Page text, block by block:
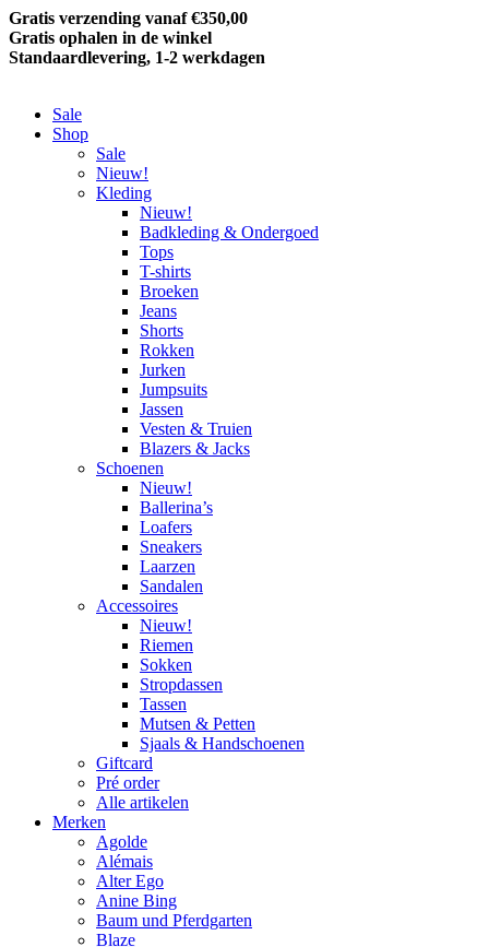
Gratis verzending vanaf €350,00
Gratis ophalen in de winkel
Standaardlevering, 1-2 werkdagen
Sale
Shop
Sale
Nieuw!
Kleding
Nieuw!
Badkleding & Ondergoed
Tops
T-shirts
Broeken
Jeans
Shorts
Rokken
Jurken
Jumpsuits
Jassen
Vesten & Truien
Blazers & Jacks
Schoenen
Nieuw!
Ballerina’s
Loafers
Sneakers
Laarzen
Sandalen
Accessoires
Nieuw!
Riemen
Sokken
Stropdassen
Tassen
Mutsen & Petten
Sjaals & Handschoenen
Giftcard
Pré order
Alle artikelen
Merken
Agolde
Alémais
Alter Ego
Anine Bing
Baum und Pferdgarten
Blaze